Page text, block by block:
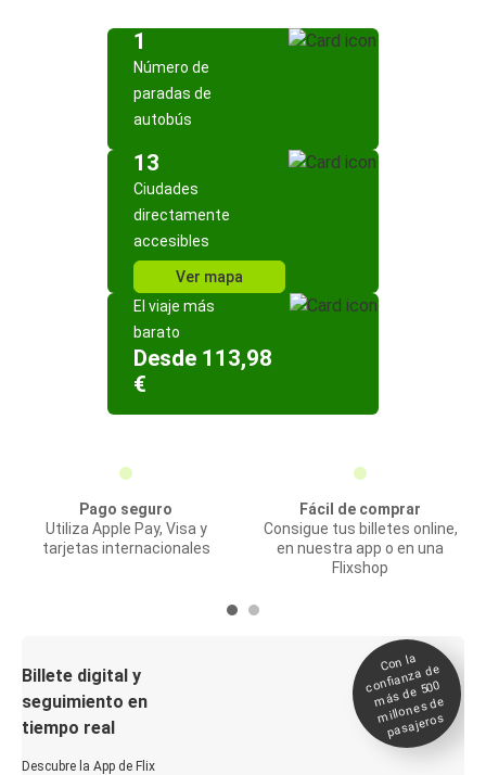
1
Número de
paradas de
autobús
13
Ciudades
directamente
accesibles
Ver mapa
El viaje más
barato
Desde 113,98
€
Pago seguro
Utiliza Apple Pay, Visa y
tarjetas internacionales
Fácil de comprar
Consigue tus billetes online,
en nuestra app o en una
Flixshop
Billete digital y
seguimiento en
tiempo real
Descubre la App de Flix
Con la
confianza de
más de 500
millones de
pasajeros